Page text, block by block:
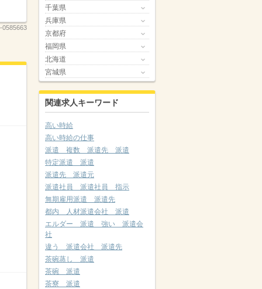
0585663
千葉県
兵庫県
京都府
福岡県
北海道
宮城県
関連求人キーワード
高い時給
高い時給の仕事
派遣 複数 派遣先 派遣
特定派遣 派遣
派遣先 派遣元
派遣社員 派遣社員 指示
無期雇用派遣 派遣先
都内 人材派遣会社 派遣
エルダー 派遣 強い 派遣会
社
違う 派遣会社 派遣先
茶碗蒸し 派遣
茶碗 派遣
茶寮 派遣